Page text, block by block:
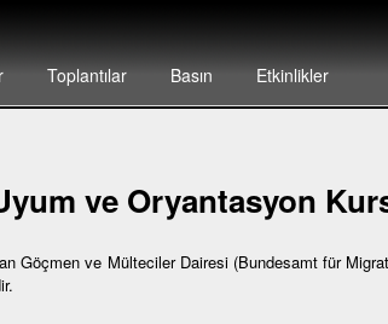
Toplantılar Basın Etkinlikler
ve Oryantasyon
Göçmen ve Mülteciler Dairesi (Bundesamt für